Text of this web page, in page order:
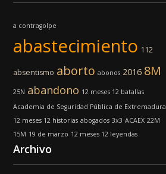
a contragolpe
abastecimiento 112
absentismo aborto abonos 2016 8M
25N abandono 12 meses 12 batallas
Academia de Seguridad Pública de Extremadura
12 meses 12 historias abogados 3x3 ACAEX 22M
15M 19 de marzo 12 meses 12 leyendas
Archivo